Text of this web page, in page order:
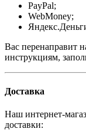
PayPal;
WebMoney;
Вас перенаправит
инструкциям,
Доставка
Наш интернет-
доставки: